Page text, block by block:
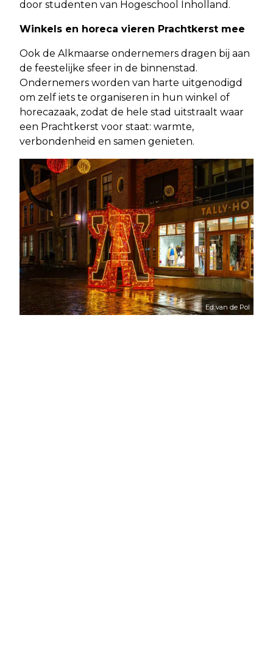
door studenten van Hogeschool Inholland.
Winkels en horeca vieren Prachtkerst mee
Ook de Alkmaarse ondernemers dragen bij aan
de feestelijke sfeer in de binnenstad.
Ondernemers worden van harte uitgenodigd
om zelf iets te organiseren in hun winkel of
horecazaak, zodat de hele stad uitstraalt waar
een Prachtkerst voor staat: warmte,
verbondenheid en samen genieten.
Ed van de Pol